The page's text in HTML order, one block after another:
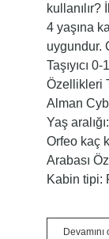
4 yaşına
uygundur.
Taşıyıcı
Özellikleri
Alman
Yaş
Orfeo kaç
Arabası
Kabin tipi: